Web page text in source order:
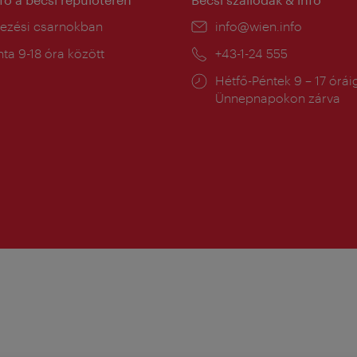
csarnokban
9-18 óra között
E-
info@wien.info
Telefon:
+43-1-24 555
Nyitva
tartás:
Hétfő-Péntek 9 – 17
Ünnepnapokon zárva